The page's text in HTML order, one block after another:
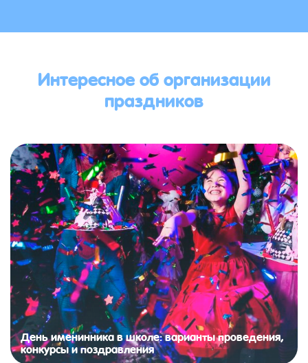
Интересное об организации
праздников
День именинника в школе: варианты проведения,
конкурсы и поздравления